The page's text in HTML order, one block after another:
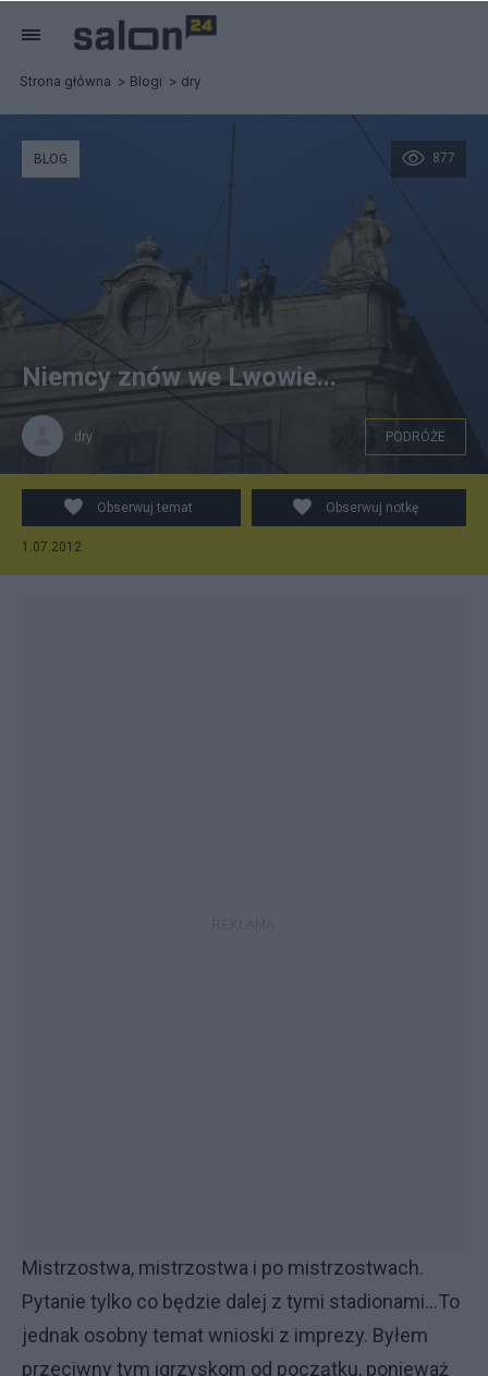
Strona główna Blogi dry
Chwila odpoczynku zakochanych...
877
BLOG
Niemcy znów we Lwowie...
dry PODRÓŻE
Obserwuj temat Obserwuj notkę
1.07.2012
Mistrzostwa, mistrzostwa i po mistrzostwach.
Pytanie tylko co będzie dalej z tymi stadionami...To
jednak osobny temat wnioski z imprezy. Byłem
przeciwny tym igrzyskom od początku, ponieważ